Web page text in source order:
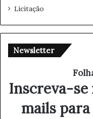
Licitação
Newsletter
Inscreva-se
mails